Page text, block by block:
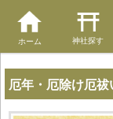
ホーム 神社探す
厄年・厄除け厄